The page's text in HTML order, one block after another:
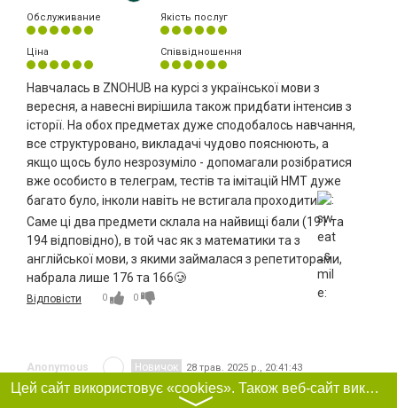
Обслуживание Якість послуг
Ціна Співвідношення
Навчалась в ZNOHUB на курсі з української мови з
вересня, а навесні вирішила також придбати інтенсив з
історії. На обох предметах дуже сподобалось навчання,
все структуровано, викладачі чудово пояснюють, а
якщо щось було незрозуміло - допомагали розібратися
вже особисто в телеграм, тестів та імітацій НМТ дуже
багато було, інколи навіть не встигала проходити
Саме ці два предмети склала на найвищі бали (191 та
194 відповідно), в той час як з математики та з
англійської мови, з якими займалася з репетиторами,
набрала лише 176 та 166🥲
Відповісти 0 0
Anonymous Новичок 28 трав. 2025 р., 20:41:43
Обслуживание Якість послуг Цей сайт використовує «cookies». Також веб-сайт використовує інтернет-сервіс для збору технічних даних стосовно відвідувачів з метою отримання маркетингової та статистичної інформації. Умови обробки даних відвідувачів сайту див.
〉